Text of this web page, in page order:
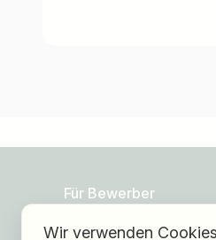
Für Bewerber
Jobs finden
Wir verwenden Cookies